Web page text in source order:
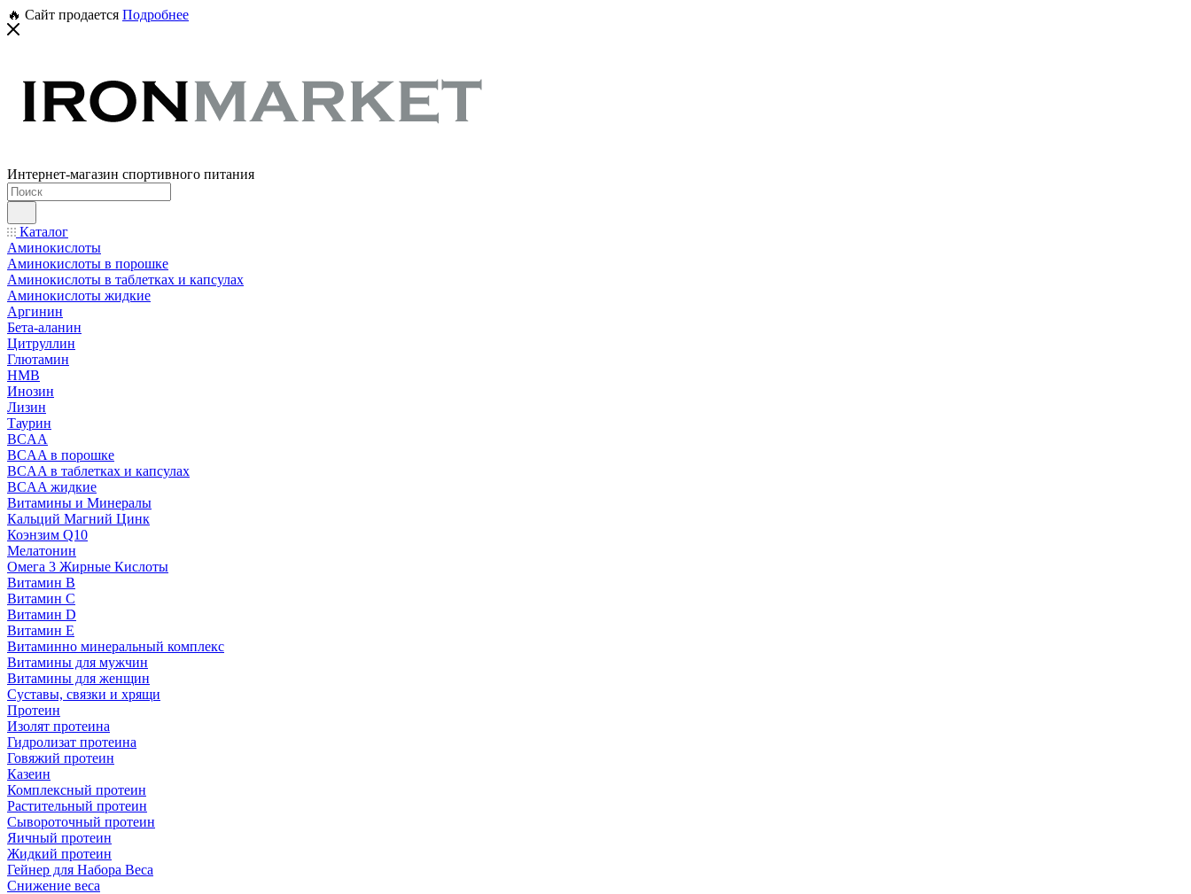
🔥 Сайт продается Подробнее
Интернет-магазин спортивного питания
Каталог
Аминокислоты
Аминокислоты в порошке
Аминокислоты в таблетках и капсулах
Аминокислоты жидкие
Аргинин
Бета-аланин
Цитруллин
Глютамин
HMB
Инозин
Лизин
Таурин
BCAA
BCAA в порошке
BCAA в таблетках и капсулах
BCAA жидкие
Витамины и Минералы
Кальций Магний Цинк
Коэнзим Q10
Мелатонин
Омега 3 Жирные Кислоты
Витамин B
Витамин C
Витамин D
Витамин E
Витаминно минеральный комплекс
Витамины для мужчин
Витамины для женщин
Суставы, связки и хрящи
Протеин
Изолят протеина
Гидролизат протеина
Говяжий протеин
Казеин
Комплексный протеин
Растительный протеин
Сывороточный протеин
Яичный протеин
Жидкий протеин
Гейнер для Набора Веса
Снижение веса